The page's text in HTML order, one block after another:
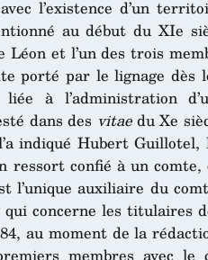
l’existence d’un
au début du XIe
Léon et l’un des trois
porté par le lignage dès
liée à l’administration
dans des vitaedu Xe
indiqué Hubert Guillotel,
ressort confié à un
l’unique auxiliaire du
qui concerne les titulaires
au moment de la
membres avec le